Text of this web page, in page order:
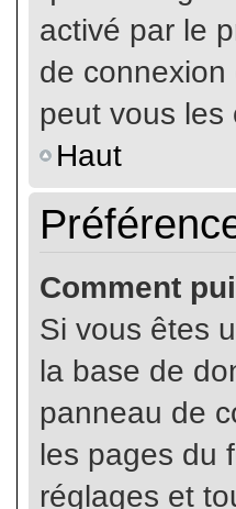
activé par le
de
peut vous les
Haut
Comment
Si vous êtes
la base de
panneau de
les pages du
réglages et